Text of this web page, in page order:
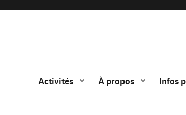
Activités À propos Infos